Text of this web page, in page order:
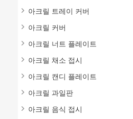
아크릴 트레이 커버
아크릴 커버
아크릴 너트 플레이트
아크릴 채소 접시
아크릴 캔디 플레이트
아크릴 과일판
아크릴 음식 접시